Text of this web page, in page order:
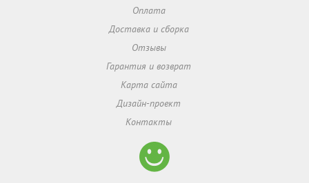
Оплата
Доставка и сборка
Отзывы
Гарантия и возврат
Карта сайта
Дизайн-проект
Контакты